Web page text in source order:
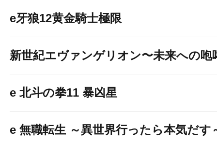
e牙狼12黄金騎士極限
新世紀エヴァンゲリオン〜未来への咆
e 北斗の拳11 暴凶星
e 無職転生 ～異世界行ったら本気だす